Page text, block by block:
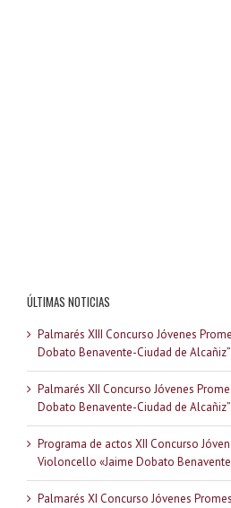
ÚLTIMAS NOTICIAS
Palmarés XIII Concurso Jóvenes
Dobato Benavente-Ciudad de
Palmarés XII Concurso Jóvenes
Dobato Benavente-Ciudad de
Programa de actos XII Concurso
Violoncello «Jaime Dobato
Palmarés XI Concurso Jóvenes